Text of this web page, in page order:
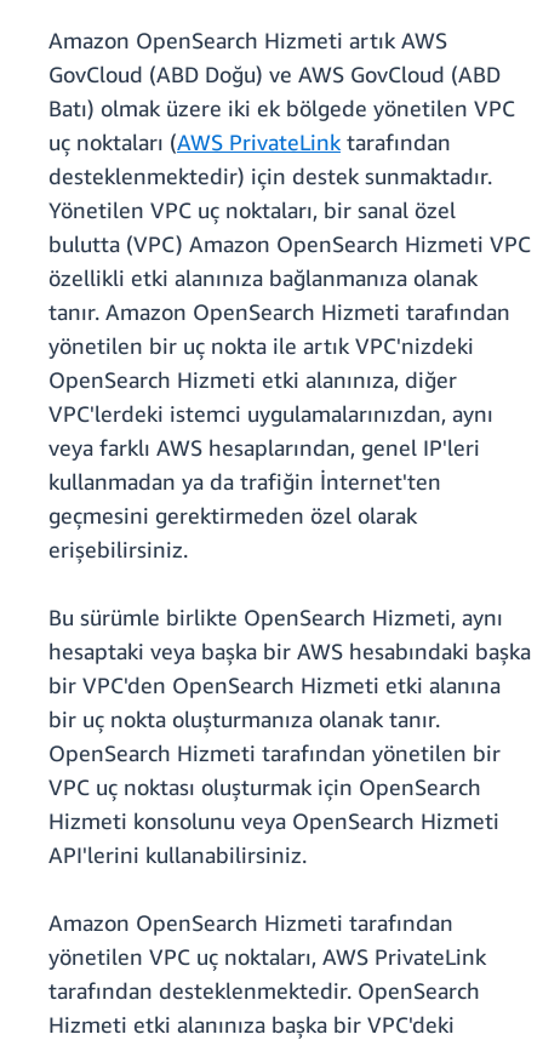
Amazon OpenSearch Hizmeti artık AWS
GovCloud (ABD Doğu) ve AWS GovCloud (ABD
Batı) olmak üzere iki ek bölgede yönetilen VPC
uç noktaları (AWS PrivateLink tarafından
desteklenmektedir) için destek sunmaktadır.
Yönetilen VPC uç noktaları, bir sanal özel
bulutta (VPC) Amazon OpenSearch Hizmeti VPC
özellikli etki alanınıza bağlanmanıza olanak
tanır. Amazon OpenSearch Hizmeti tarafından
yönetilen bir uç nokta ile artık VPC'nizdeki
OpenSearch Hizmeti etki alanınıza, diğer
VPC'lerdeki istemci uygulamalarınızdan, aynı
veya farklı AWS hesaplarından, genel IP'leri
kullanmadan ya da trafiğin İnternet'ten
geçmesini gerektirmeden özel olarak
erişebilirsiniz.
Bu sürümle birlikte OpenSearch Hizmeti, aynı
hesaptaki veya başka bir AWS hesabındaki başka
bir VPC'den OpenSearch Hizmeti etki alanına
bir uç nokta oluşturmanıza olanak tanır.
OpenSearch Hizmeti tarafından yönetilen bir
VPC uç noktası oluşturmak için OpenSearch
Hizmeti konsolunu veya OpenSearch Hizmeti
API'lerini kullanabilirsiniz.
Amazon OpenSearch Hizmeti tarafından
yönetilen VPC uç noktaları, AWS PrivateLink
tarafından desteklenmektedir. OpenSearch
Hizmeti etki alanınıza başka bir VPC'deki